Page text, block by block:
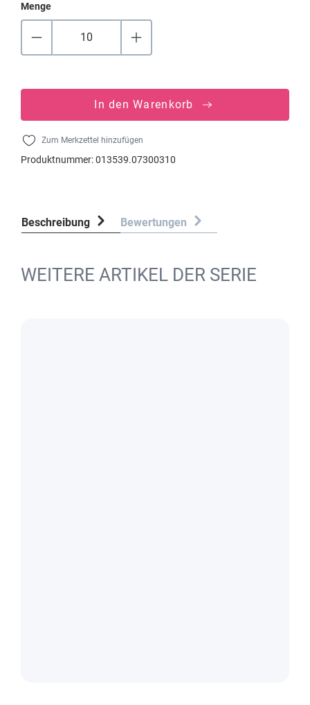
Menge
In den Warenkorb
Zum Merkzettel hinzufügen
Produktnummer:013539.07300310
Beschreibung Bewertungen
WEITERE ARTIKEL DER SERIE